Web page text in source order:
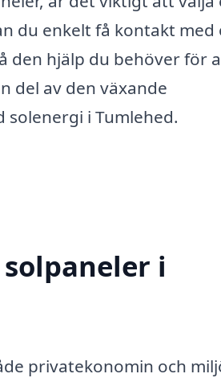
du enkelt få kontakt med
den hjälp du behöver för
del av den växande
i Tumlehed.
i
privatekonomin och